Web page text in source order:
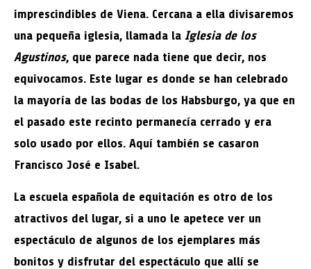
imprescindibles de Viena. Cercana a ella divisaremos
una pequeña iglesia, llamada la Iglesia de los
Agustinos, que parece nada tiene que decir, nos
equivocamos. Este lugar es donde se han celebrado
la mayoría de las bodas de los Habsburgo, ya que en
el pasado este recinto permanecía cerrado y era
solo usado por ellos. Aquí también se casaron
Francisco José e Isabel.
La escuela española de equitación es otro de los
atractivos del lugar, si a uno le apetece ver un
espectáculo de algunos de los ejemplares más
bonitos y disfrutar del espectáculo que allí se